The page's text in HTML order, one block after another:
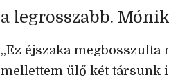
a legrosszabb.
„Ez éjszaka megbosszulta
mellettem ülő két társunk